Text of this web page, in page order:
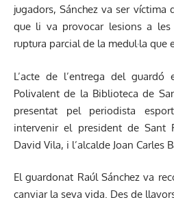
jugadors, Sánchez va ser víctima
que li va provocar lesions a
ruptura parcial de la medul·la que
L’acte de l’entrega del
Polivalent de la Biblioteca de
presentat pel periodista
intervenir el president de Sant
David Vila, i l’alcalde Joan Carles
El guardonat Raúl Sánchez va
canviar la seva vida. Des de